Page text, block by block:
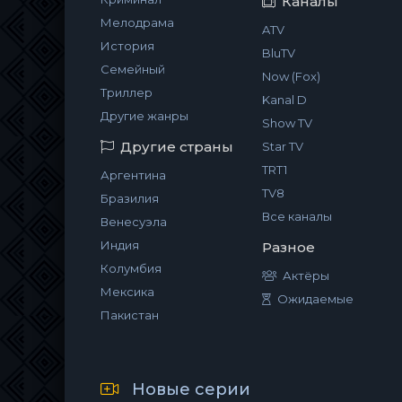
Мелодрама
История
Семейный
Триллер
Другие жанры
Другие страны
Аргентина
Бразилия
Венесуэла
Индия
Колумбия
Мексика
Пакистан
ATV
BluTV
Now (Fox)
Kanal D
Show TV
Star TV
TRT1
TV8
Все каналы
Разное
Актёры
Ожидаемые
Новые серии